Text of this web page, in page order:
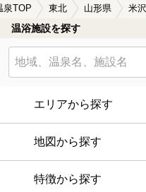
泉TOP 東北 山形県 米沢
温浴施設を探す
エリアから探す
地図から探す
特徴から探す